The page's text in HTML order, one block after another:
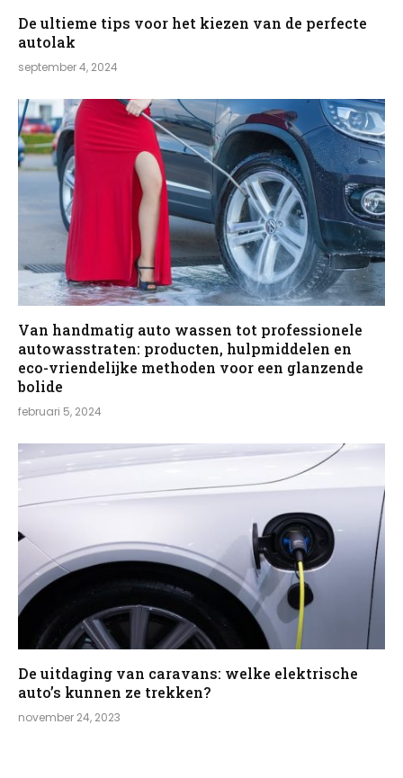
De ultieme tips voor het kiezen van de perfecte
autolak
september 4, 2024
Van handmatig auto wassen tot professionele
autowasstraten: producten, hulpmiddelen en
eco-vriendelijke methoden voor een glanzende
bolide
februari 5, 2024
De uitdaging van caravans: welke elektrische
auto’s kunnen ze trekken?
november 24, 2023